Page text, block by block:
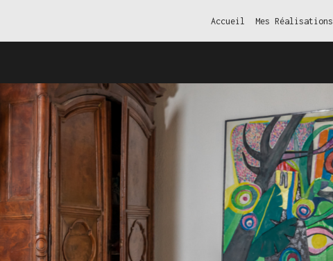
Accueil Mes Réalisations